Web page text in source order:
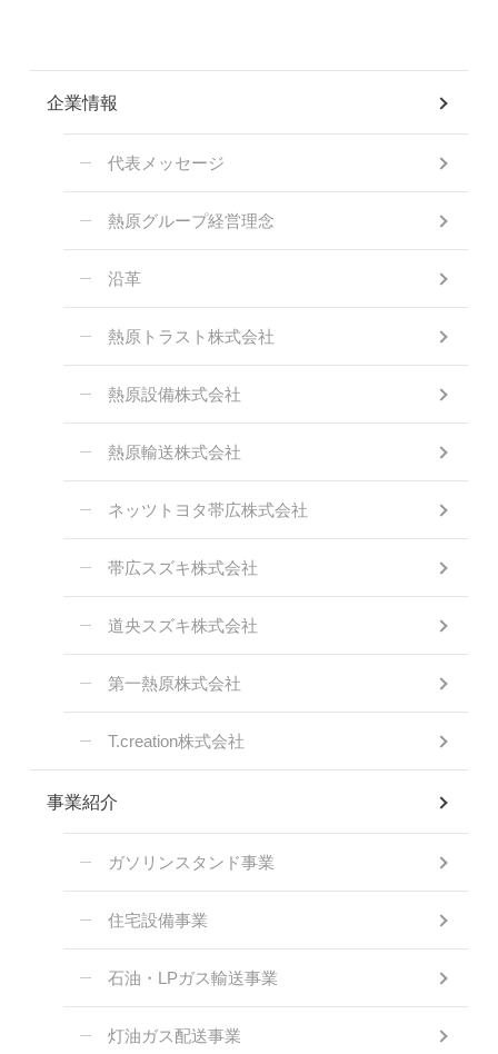
企業情報
代表メッセージ
熱原グループ経営理念
沿革
熱原トラスト株式会社
熱原設備株式会社
熱原輸送株式会社
ネッツトヨタ帯広株式会社
帯広スズキ株式会社
道央スズキ株式会社
第一熱原株式会社
T.creation株式会社
事業紹介
ガソリンスタンド事業
住宅設備事業
石油・LPガス輸送事業
灯油ガス配送事業